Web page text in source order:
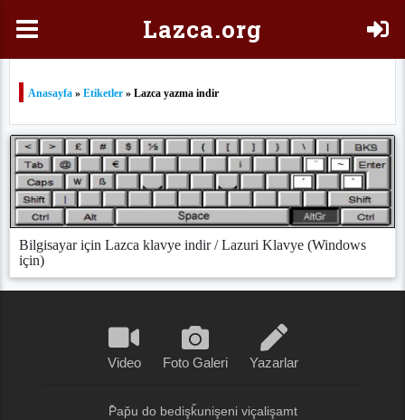
Lazca.org
Anasayfa » Etiketler » Lazca yazma indir
Bilgisayar için Lazca klavye indir / Lazuri Klavye (Windows
için)
Video Foto Galeri Yazarlar
P̌ap̌u do bedişǩunişeni viçalişamt